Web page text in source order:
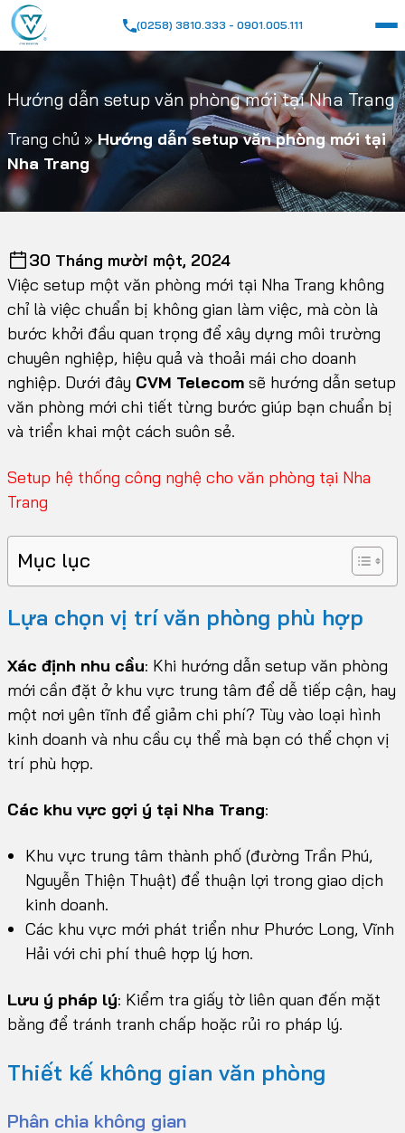
(0258) 3810.333 - 0901.005.111
Hướng dẫn setup văn phòng mới tại Nha Trang
Trang chủ »Hướng dẫn setup văn phòng mới tại
Nha Trang
30 Tháng mười một, 2024
Việc setup một văn phòng mới tại Nha Trang không
chỉ là việc chuẩn bị không gian làm việc, mà còn là
bước khởi đầu quan trọng để xây dựng môi trường
chuyên nghiệp, hiệu quả và thoải mái cho doanh
nghiệp. Dưới đây CVM Telecom sẽ hướng dẫn setup
văn phòng mới chi tiết từng bước giúp bạn chuẩn bị
và triển khai một cách suôn sẻ.
Setup hệ thống công nghệ cho văn phòng tại Nha
Trang
Mục lục
Lựa chọn vị trí văn phòng phù hợp
Xác định nhu cầu: Khi hướng dẫn setup văn phòng
mới cần đặt ở khu vực trung tâm để dễ tiếp cận, hay
một nơi yên tĩnh để giảm chi phí? Tùy vào loại hình
kinh doanh và nhu cầu cụ thể mà bạn có thể chọn vị
trí phù hợp.
Các khu vực gợi ý tại Nha Trang:
Khu vực trung tâm thành phố (đường Trần Phú,
Nguyễn Thiện Thuật) để thuận lợi trong giao dịch
kinh doanh.
Các khu vực mới phát triển như Phước Long, Vĩnh
Hải với chi phí thuê hợp lý hơn.
Lưu ý pháp lý: Kiểm tra giấy tờ liên quan đến mặt
bằng để tránh tranh chấp hoặc rủi ro pháp lý.
Thiết kế không gian văn phòng
Phân chia không gian